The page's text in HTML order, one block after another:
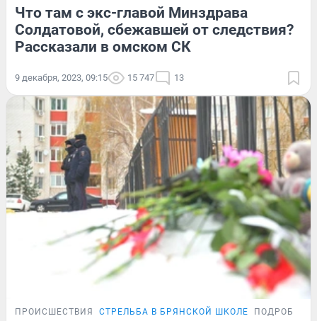
Что там с экс-главой Минздрава
Солдатовой, сбежавшей от следствия?
Рассказали в омском СК
9 декабря, 2023, 09:15 15 747 13
ПРОИСШЕСТВИЯ СТРЕЛЬБА В БРЯНСКОЙ ШКОЛЕ